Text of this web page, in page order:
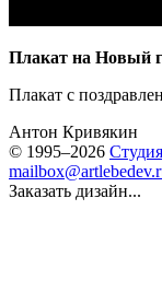
Плакат на Новый
Плакат с
Антон Кривякин
© 1995–2026
Заказать дизайн...